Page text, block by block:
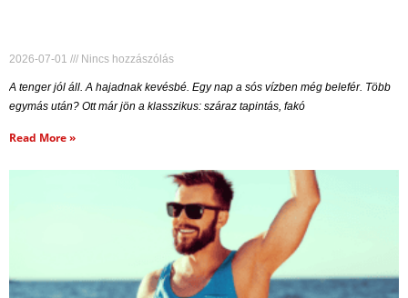
2026-07-01 Nincs hozzászólás
A tenger jól áll. A hajadnak kevésbé. Egy nap a sós vízben még belefér. Több
egymás után? Ott már jön a klasszikus: száraz tapintás, fakó
Read More »